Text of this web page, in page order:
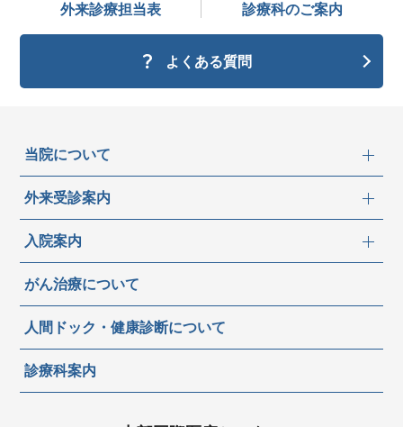
外来診療担当表 診療科のご案内
よくある質問
当院について
外来受診案内
入院案内
がん治療について
人間ドック・健康診断について
診療科案内